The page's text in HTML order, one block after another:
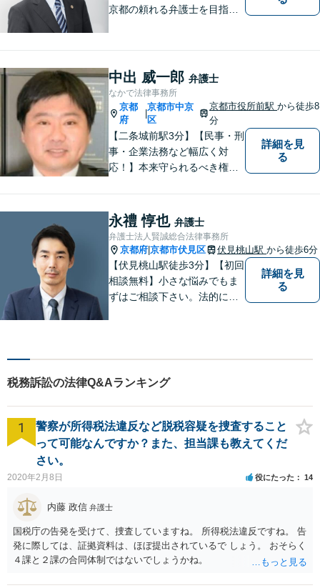
京都の頼れる弁護士を目指し
ます。
中出 威一郎 弁護士
なかで法律事務所
京都
府
京都市中京
区
京都市役所前駅から徒歩8
分
【二条城前駅3分】【民事・刑
事・企業法務など幅広く対
応！】本来守られるべき権
う、これまでの経験を活かし
弁護してまいります。お一人
お一人の心情に寄り添いま
す。まずはご相談ください。
【完全個室】
詳細を見
る
永禮 惇也 弁護士
弁護士法人賢誠総合法律事務所
京都府 京都市伏見区 伏見桃山駅 から徒歩6分
【伏見桃山駅徒歩3分】【初回
相談無料】小さな悩みでもま
ずはご相談下さい。法的に無
／相続／企業法務など幅広く
対応可能。【休日・夜間対応
可】
詳細を見
る
税務訴訟の法律Q&Aランキング
1
警察が所得税法違反など脱税容疑を捜査すること
って可能なんですか？また、担当課も教えてくだ
さい。
2020年2月8日 役にたった 14
内藤 政信 弁護士
国税庁の告発を受けて、捜査していますね。 所得税法違反ですね。 告
発に際しては、証拠資料は、ほぼ提出されているで しょう。 おそらく
４課と２課の合同体制ではないでしょうかね。